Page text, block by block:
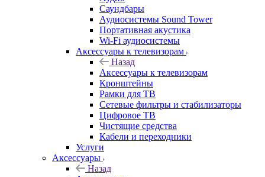
Саундбары
Аудиосистемы Sound Tower
Портативная акустика
Wi-Fi аудиосистемы
Аксессуары к телевизорам
Назад
Аксессуары к телевизорам
Кронштейны
Рамки для ТВ
Сетевые фильтры и стабилизаторы
Цифровое ТВ
Чистящие средства
Кабели и переходники
Услуги
Аксессуары
Назад